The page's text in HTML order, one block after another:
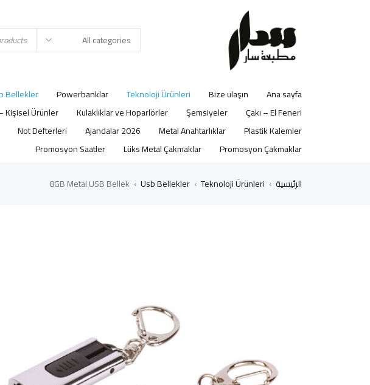
Ana sayfa
Bize ulaşın
Teknoloji Ürünleri
Powerbanklar
Bellekler
Çakı – El Feneri
Şemsiyeler
Kulaklıklar ve Hoparlörler
Kişisel Ürünler
Plastik Kalemler
Metal Anahtarlıklar
2026 Ajandalar
Not Defterleri
Promosyon Çakmaklar
Lüks Metal Çakmaklar
Promosyon Saatler
الرئيسية ›
Teknoloji Ürünleri
›
Usb Bellekler
›
8GB Metal USB Bellek